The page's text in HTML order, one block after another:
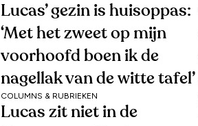
Lucas’ gezin is huisoppas:
‘Met het zweet op mijn
voorhoofd boen ik de
nagellak van de witte tafel’
COLUMNS & RUBRIEKEN
Lucas zit niet in de